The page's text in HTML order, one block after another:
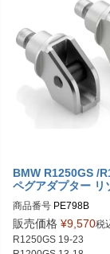
BMW R1250GS /
ペグアダプター リ
商品番号 PE798B
販売価格 ¥9,570税
R1250GS 19-23